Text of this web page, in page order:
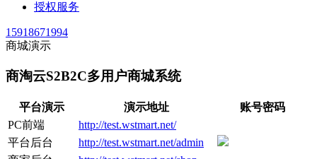
授权服务
15918671994
商城演示
商淘云S2B2C多用户商城系统
平台演示 演示地址
账号密码
PC前端
http://test.wstmart.net/
平台后台
http://test.wstmart.net/admin